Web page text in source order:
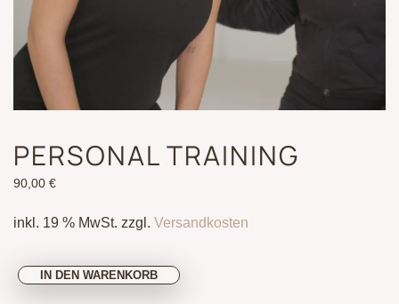
PERSONAL TRAINING
90,00 €
inkl. 19 % MwSt. zzgl. Versandkosten
PersonalIN DEN WARENKORB